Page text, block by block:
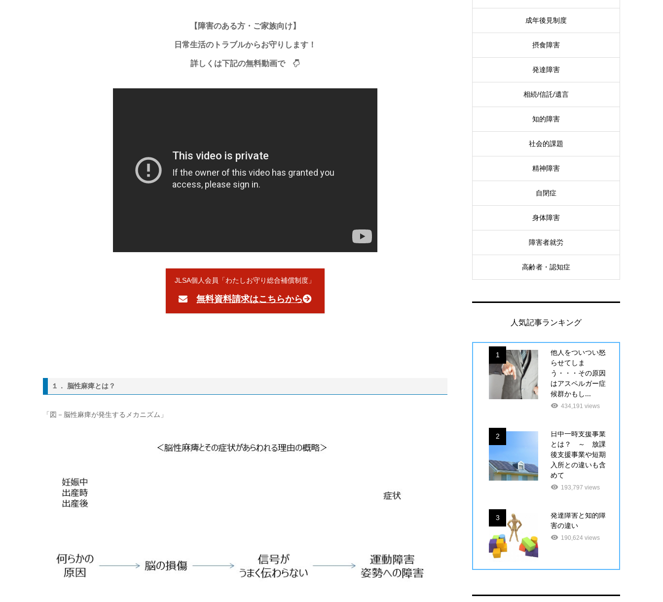
【障害のある方・ご家族向け】
日常生活のトラブルからお守りします！
詳しくは下記の無料動画で
JLSA個人会員「わたしお守り総合補償制度」
無料資料請求はこちらから
１． 脳性麻痺とは？
「図－脳性麻痺が発生するメカニズム」
成年後見制度
摂食障害
発達障害
相続/信託/遺言
知的障害
社会的課題
精神障害
自閉症
身体障害
障害者就労
高齢者・認知症
人気記事ランキング
1
他人をついつい怒
らせてしま
う・・・その原因
はアスペルガー症
候群かもし...
434,191 views
2
日中一時支援事業
とは？ ～ 放課
後支援事業や短期
入所との違いも含
めて
193,797 views
3
発達障害と知的障
害の違い
190,624 views